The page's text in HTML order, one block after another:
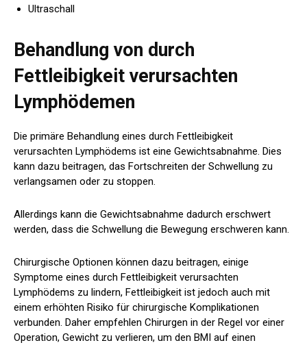
Ultraschall
Behandlung von durch
Fettleibigkeit verursachten
Lymphödemen
Die primäre Behandlung eines durch Fettleibigkeit
verursachten Lymphödems ist eine Gewichtsabnahme. Dies
kann dazu beitragen, das Fortschreiten der Schwellung zu
verlangsamen oder zu stoppen.
Allerdings kann die Gewichtsabnahme dadurch erschwert
werden, dass die Schwellung die Bewegung erschweren kann.
Chirurgische Optionen können dazu beitragen, einige
Symptome eines durch Fettleibigkeit verursachten
Lymphödems zu lindern, Fettleibigkeit ist jedoch auch mit
einem erhöhten Risiko für chirurgische Komplikationen
verbunden. Daher empfehlen Chirurgen in der Regel vor einer
Operation, Gewicht zu verlieren, um den BMI auf einen